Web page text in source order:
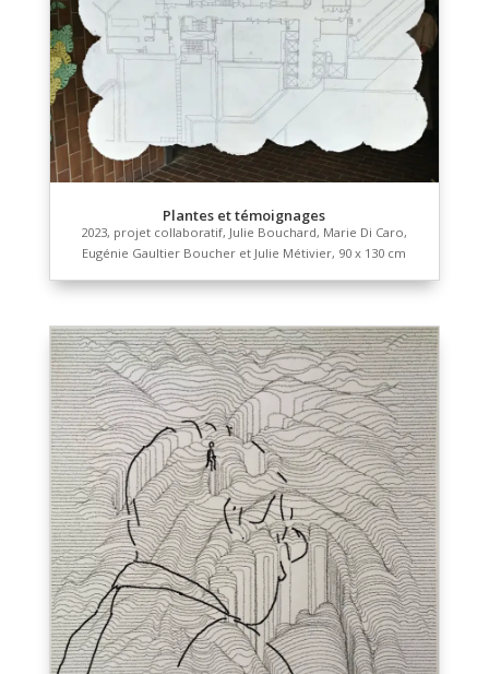
Niches à veaux
2024, marqueur de précision sur papier à dessin,
130 cm
Le temps d’une chanson
2023, impression sur papier Epson mat et sur papier
couché, dimensions variables